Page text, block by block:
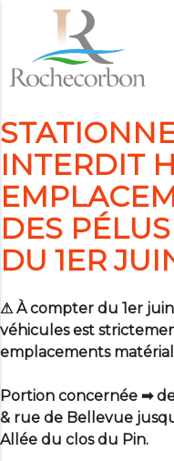
INTERDIT
DES
DU 1ER
⚠ À compter du 1er
véhicules est
emplacements
Portion concernée ➡
& rue de Bellevue
Allée du clos du Pin.